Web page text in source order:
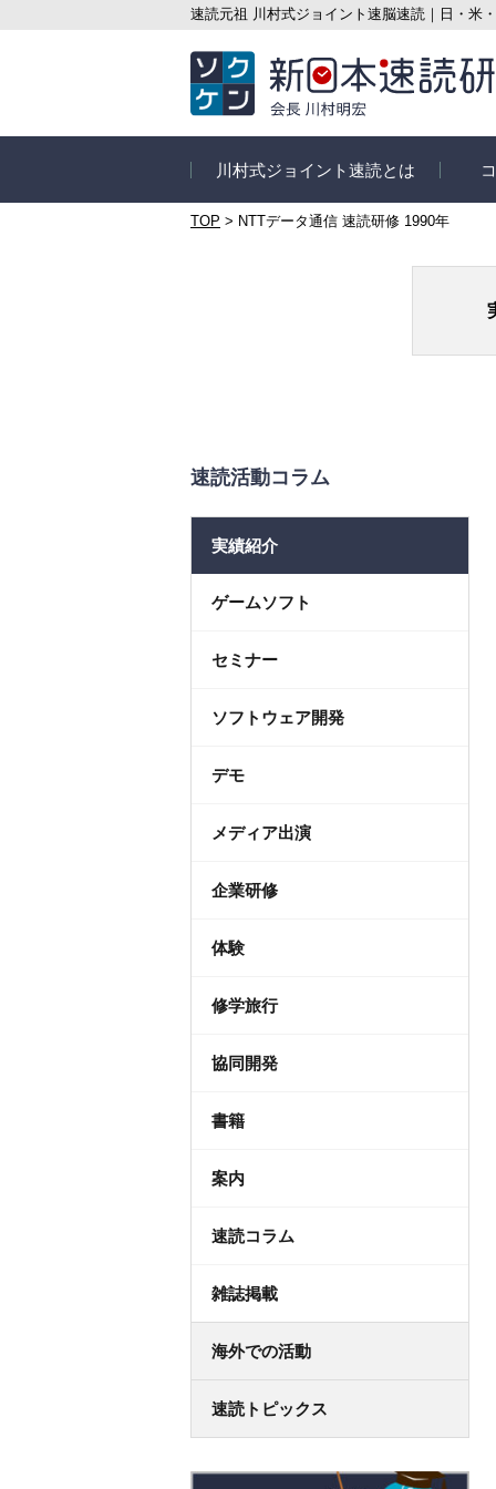
速読元祖 川村式ジョイント速脳速読｜日・米
川村式ジョイント速読とは
速読とは コー
TOP > NTTデータ通信 速読研修 1990年
速読活動コラム
実績紹介
ゲームソフト
セミナー
ソフトウェア開発
デモ
メディア出演
企業研修
体験
修学旅行
協同開発
書籍
案内
速読コラム
雑誌掲載
海外での活動
速読トピックス